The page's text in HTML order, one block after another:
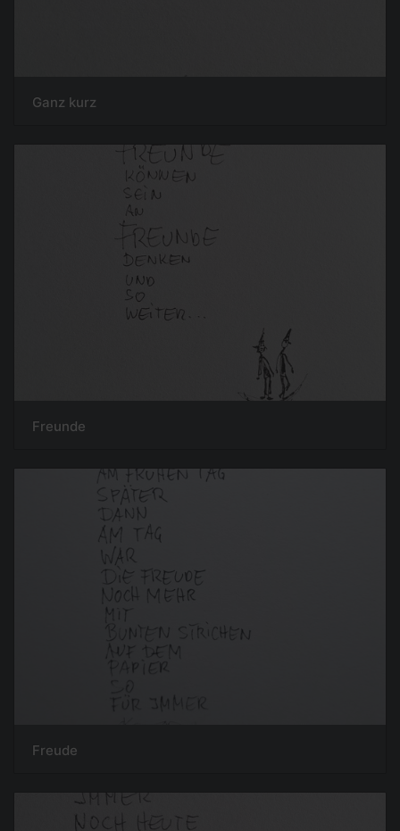
Ganz kurz
Freunde
Freude